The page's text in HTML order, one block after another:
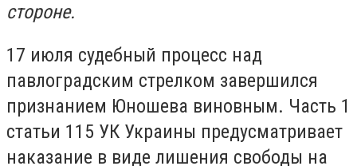
стороне.
17 июля судебный процесс над
павлоградским стрелком завершился
признанием Юношева виновным. Часть 1
статьи 115 УК Украины предусматривает
наказание в виде лишения свободы на